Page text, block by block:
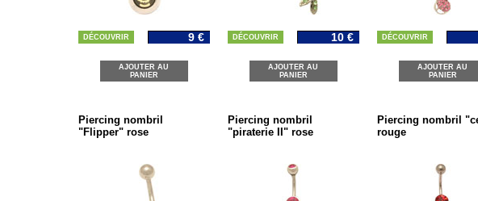
DÉCOUVRIR 9 €
AJOUTER AU
PANIER
DÉCOUVRIR 10 €
AJOUTER AU
PANIER
DÉCOUVRIR
AJOUTER AU
PANIER
Piercing nombril
"Flipper" rose
Piercing nombril
"piraterie II" rose
Piercing nombril
rouge